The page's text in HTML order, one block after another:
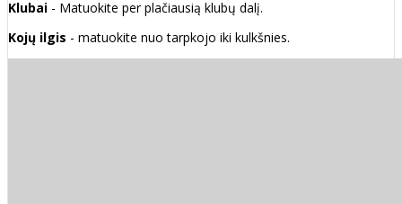
Klubai - Matuokite per plačiausią klubų dalį.
Kojų ilgis - matuokite nuo tarpkojo iki kulkšnies.